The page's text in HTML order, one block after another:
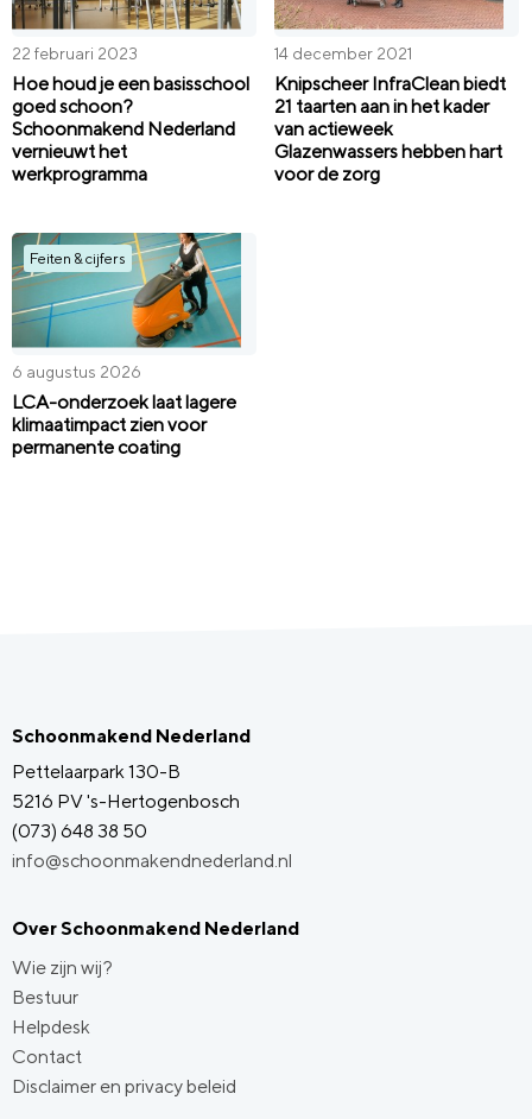
22 februari 2023
Hoe houd je een basisschool
goed schoon?
Schoonmakend Nederland
vernieuwt het
werkprogramma
14 december 2021
Knipscheer InfraClean biedt
21 taarten aan in het kader
van actieweek
Glazenwassers hebben hart
voor de zorg
Feiten & cijfers
6 augustus 2026
LCA-onderzoek laat lagere
klimaatimpact zien voor
permanente coating
Schoonmakend Nederland
Pettelaarpark 130-B
5216 PV 's-Hertogenbosch
(073) 648 38 50
info@schoonmakendnederland.nl
Over Schoonmakend Nederland
Wie zijn wij?
Bestuur
Helpdesk
Contact
Disclaimer en privacy beleid